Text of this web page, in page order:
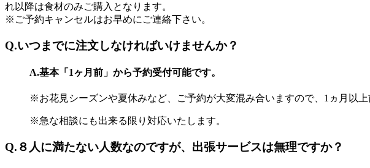
れ以降は食材のみご購入となります。
※ご予約キャンセルはお早めにご連絡下さい。
Q.いつまでに注文しなければいけませんか？
A.基本「1ヶ月前」から予約受付可能です。
※お花見シーズンや夏休みなど、ご予約が大変混み合いますので、1ヵ月以上
※急な相談にも出来る限り対応いたします。
Q.８人に満たない人数なのですが、出張サービスは無理ですか？